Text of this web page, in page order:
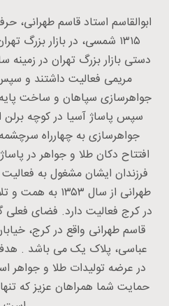
ابوالقاسم استاد قاسم طهرانی،
۱۳۱۵ شمسی، در بازار بزرگ
دستی بازار بزرگ تهران در
مریمی فعالیت داشتند و
جواهرسازی سپاهان و ساخت
سپس پاساژ آسیا در کوچه
جواهرسازی به چهارراه
افتتاح دکان طلا و جواهر در
فرزندان ایشان مشغول به
طهرانی از سال
در کرج فعالیت دارد. فضای
قاسم طهرانی واقع در کرج،
عباسی، پلاک یک می باشد . هدف
در عرضه تولیدات طلا و جواهر
حمایت شما همراهان عزیز که